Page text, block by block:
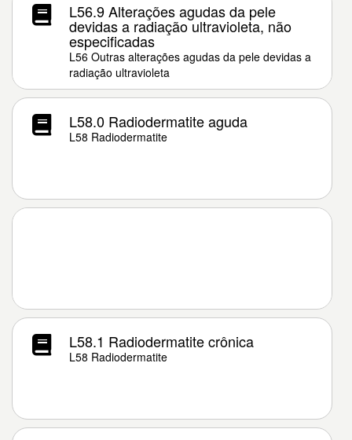
L56.9 Alterações agudas da pele
devidas a radiação ultravioleta, não
especificadas
L56 Outras alterações agudas da pele devidas a
radiação ultravioleta
L58.0 Radiodermatite aguda
L58 Radiodermatite
L58.1 Radiodermatite crônica
L58 Radiodermatite